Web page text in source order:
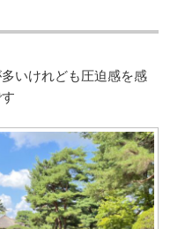
いけれども圧迫感を感